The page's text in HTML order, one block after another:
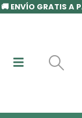
🚚 ENVÍO GRATIS A